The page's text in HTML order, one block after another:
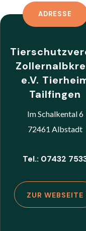
ADRESSE
e.V.
Tailfingen
Im Schalkental 6
72461 Albstadt
Tel.: 07432
ZUR WEBSEITE